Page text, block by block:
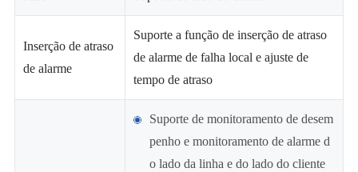
Inserção de atraso
de alarme
Suporte a função de inserção de atraso
de alarme de falha local e ajuste de
tempo de atraso
Suporte de monitoramento de desem
penho e monitoramento de alarme d
o lado da linha e do lado do cliente